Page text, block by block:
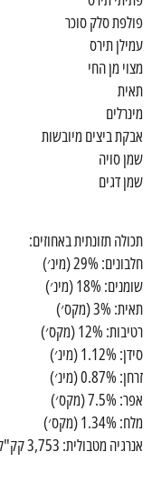
פולפת סלק סוכר
עמילן תירס
מצוי מן החי
תאית
מינרלים
אבקת ביצים מיובשות
שמן סויה
שמן דגים
תכולה תזונתית באחוזים:
חלבונים: 29% (מינ׳)
שומנים: 18% (מינ׳)
תאית: 3% (מקס׳)
רטיבות: 12% (מקס׳)
סידן: 1.12% (מינ׳)
זרחן: 0.87% (מינ׳)
אפר: 7.5% (מקס׳)
מלח: 1.34% (מקס׳)
אנרגיה מטבולית: 3,753 קק"ל/ק"ג